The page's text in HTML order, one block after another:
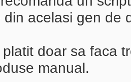
din acelasi gen de
doar sa faca
manual.